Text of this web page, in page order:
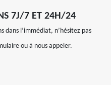
7J/7 ET 24H/24
dans l’immédiat, n’hésitez pas
ou à nous appeler.